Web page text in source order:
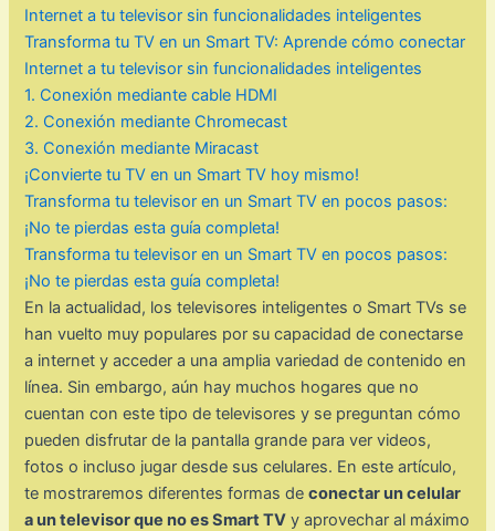
Internet a tu televisor sin funcionalidades inteligentes
Transforma tu TV en un Smart TV: Aprende cómo conectar
Internet a tu televisor sin funcionalidades inteligentes
1. Conexión mediante cable HDMI
2. Conexión mediante Chromecast
3. Conexión mediante Miracast
¡Convierte tu TV en un Smart TV hoy mismo!
Transforma tu televisor en un Smart TV en pocos pasos:
¡No te pierdas esta guía completa!
Transforma tu televisor en un Smart TV en pocos pasos:
¡No te pierdas esta guía completa!
En la actualidad, los televisores inteligentes o Smart TVs se
han vuelto muy populares por su capacidad de conectarse
a internet y acceder a una amplia variedad de contenido en
línea. Sin embargo, aún hay muchos hogares que no
cuentan con este tipo de televisores y se preguntan cómo
pueden disfrutar de la pantalla grande para ver videos,
fotos o incluso jugar desde sus celulares. En este artículo,
te mostraremos diferentes formas deconectar un celular
a un televisor que no es Smart TV y aprovechar al máximo